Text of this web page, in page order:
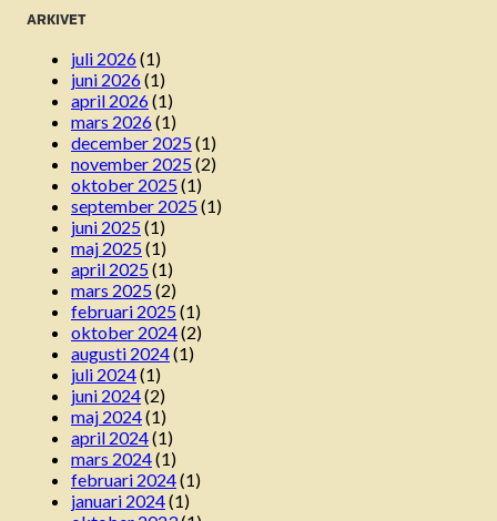
ARKIVET
juli 2026(1)
juni 2026(1)
april 2026(1)
mars 2026(1)
december 2025(1)
november 2025(2)
oktober 2025(1)
september 2025(1)
juni 2025(1)
maj 2025(1)
april 2025(1)
mars 2025(2)
februari 2025(1)
oktober 2024(2)
augusti 2024(1)
juli 2024(1)
juni 2024(2)
maj 2024(1)
april 2024(1)
mars 2024(1)
februari 2024(1)
januari 2024(1)